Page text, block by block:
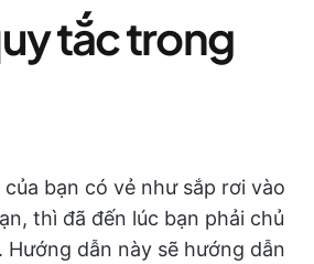
tắc trong
bạn có vẻ như sắp rơi vào
thì đã đến lúc bạn phải chủ
Hướng dẫn này sẽ hướng dẫn